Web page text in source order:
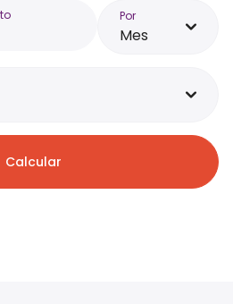
Por
Mes
Calcular